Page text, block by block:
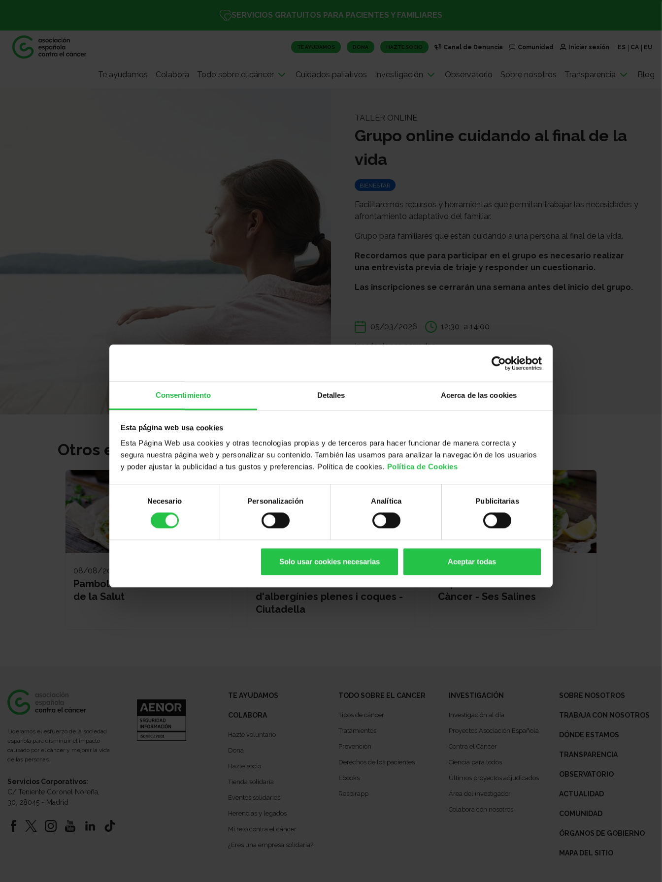
Consentimiento Detalles Acerca de las cookies
Esta página web usa cookies
Esta Página Web usa cookies y otras tecnologías propias y de terceros para hacer funcionar de manera correcta y
segura nuestra página web y personalizar su contenido. También las usamos para analizar la navegación de los usuarios
y poder ajustar la publicidad a tus gustos y preferencias. Política de cookies. Política de Cookies
consentimiento
Necesario Personalización Analítica Publicitarias
Solo usar cookies necesarias Aceptar todas
SERVICIOS GRATUITOS PARA PACIENTES Y FAMILIARES
TE AYUDAMOS DONA HAZTE SOCIO Canal de Denuncia Comunidad Iniciar sesión ES CA EU
Te ayudamos Colabora Todo sobre el cáncer Cuidados paliativos Investigación Observatorio Sobre nosotros Transparencia Blog
TALLER ONLINE
Grupo online cuidando al final de la
vida
BIENESTAR
Facilitaremos recursos y herramientas que permitan trabajar las necesidades y
afrontamiento adaptativo del familiar.
Grupo para familiares que están cuidando a una persona al final de la vida.
Recordamos que para participar en el grupo es necesario realizar
una entrevista previa de triaje y responder un cuestionario.
Las inscripciones se cerrarán una semana antes del inicio del grupo.
05/03/2026 12:30 a 14:00
Inscripciones cerradas
Otros eventos
08/08/2026
Pamboliada Solidària - Maria
de la Salut
XI concurs solidari
d'albergínies plenes i coques -
Ciutadella
Sopar Solidari Contra el
Càncer - Ses Salines
Lideramos el esfuerzo de la sociedad
española para disminuir el impacto
causado por el cáncer y mejorar la vida
de las personas.
Servicios Corporativos:
C/ Teniente Coronel Noreña,
30, 28045 - Madrid
TE AYUDAMOS
COLABORA
Hazte voluntario
Dona
Hazte socio
Tienda solidaria
Eventos solidarios
Herencias y legados
Mi reto contra el cáncer
¿Eres una empresa solidaria?
TODO SOBRE EL CANCER
Tipos de cáncer
Tratamientos
Prevención
Derechos de los pacientes
Ebooks
Respirapp
INVESTIGACIÓN
Investigación al día
Proyectos Asociación Española
Contra el Cáncer
Ciencia para todos
Últimos proyectos adjudicados
Área del investigador
Colabora con nosotros
SOBRE NOSOTROS
TRABAJA CON NOSOTROS
DÓNDE ESTAMOS
TRANSPARENCIA
OBSERVATORIO
ACTUALIDAD
COMUNIDAD
ÓRGANOS DE GOBIERNO
MAPA DEL SITIO